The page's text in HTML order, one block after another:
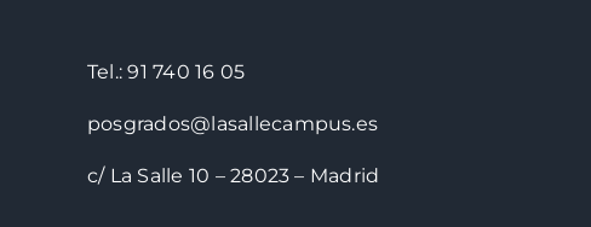
Tel.: 91 740 16 05
posgrados@lasallecampus.es
c/ La Salle 10 – 28023 – Madrid